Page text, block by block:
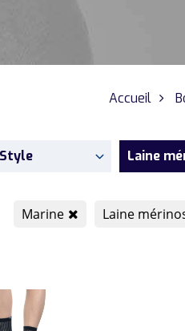
Accueil
Style Laine
Marine Laine